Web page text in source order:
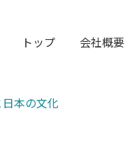
トップ 会社概要
本の文化